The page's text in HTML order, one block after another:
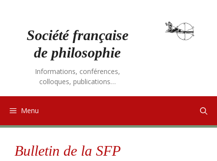
Société française
de philosophie
Informations, conférences,
colloques, publications…
Menu
Bulletin de la SFP